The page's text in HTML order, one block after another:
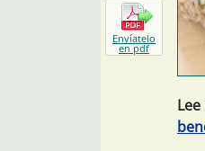
Envíatelo
en pdf